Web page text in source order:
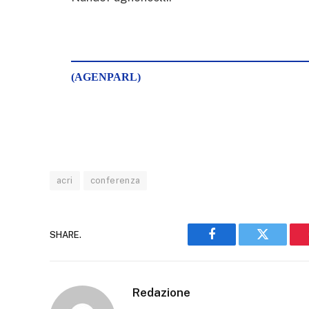
(AGENPARL)
acri conferenza
SHARE.
Facebook Twitter
Redazione